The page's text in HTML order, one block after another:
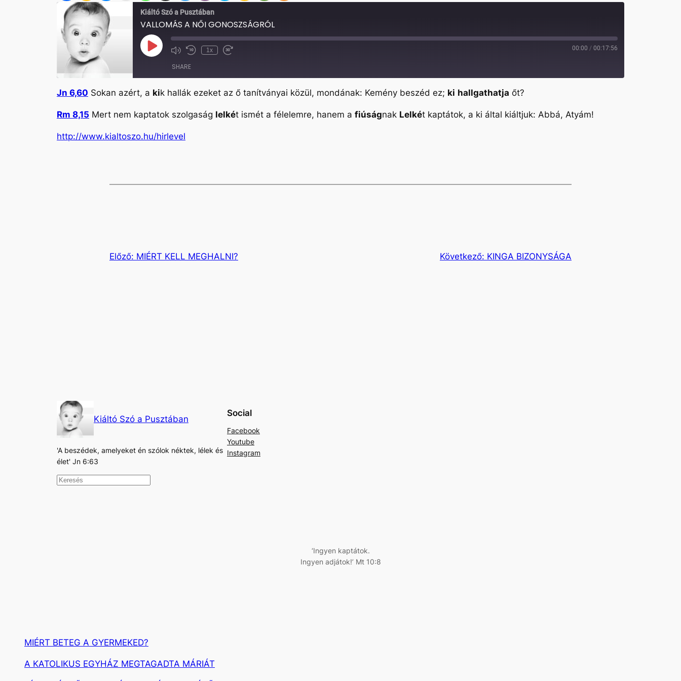
Kiáltó Szó a Pusztában
VALLOMÁS A NŐI GONOSZSÁGRÓL
Play
Episode Mute/Unmute
Rewind
1x
Fast
00:00 / 00:17:56
SHARE
SHARE
LINK
EMBED
Jn 6,60 Sokan azért, a kik hallák ezeket az ő tanítványai közül, mondának: Kemény beszéd ez; ki hallgathatja őt?
Rm 8,15 Mert nem kaptatok szolgaság lelkét ismét a félelemre, hanem a fiúságnak Lelkét kaptátok, a ki által kiáltjuk: Abbá, Atyám!
http://www.kialtoszo.hu/hirlevel
Előző: MIÉRT KELL MEGHALNI? Következő: KINGA BIZONYSÁGA
Kiáltó Szó a Pusztában
'A beszédek, amelyeket én szólok néktek, lélek és
élet' Jn 6:63
K
Social
Facebook
Youtube
Instagram
‘Ingyen kaptátok.
Ingyen adjátok!’ Mt 10:8
MIÉRT BETEG A GYERMEKED?
A KATOLIKUS EGYHÁZ MEGTAGADTA MÁRIÁT